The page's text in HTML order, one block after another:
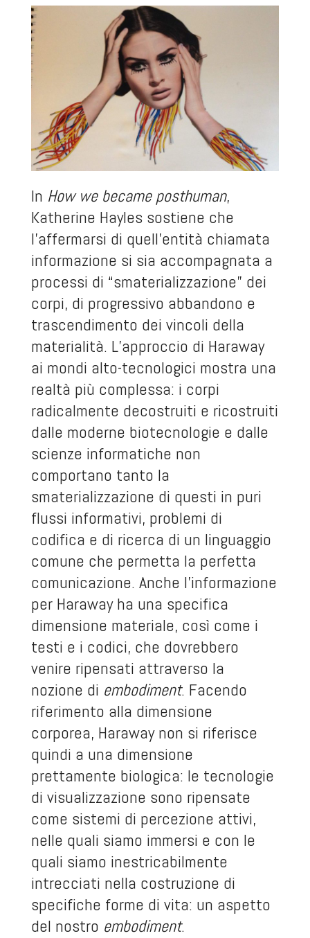
In How we became posthuman,
Katherine Hayles sostiene che
l’affermarsi di quell’entità chiamata
informazione si sia accompagnata a
processi di “smaterializzazione” dei
corpi, di progressivo abbandono e
trascendimento dei vincoli della
materialità. L’approccio di Haraway
ai mondi alto-tecnologici mostra una
realtà più complessa: i corpi
radicalmente decostruiti e ricostruiti
dalle moderne biotecnologie e dalle
scienze informatiche non
comportano tanto la
smaterializzazione di questi in puri
flussi informativi, problemi di
codifica e di ricerca di un linguaggio
comune che permetta la perfetta
comunicazione. Anche l’informazione
per Haraway ha una specifica
dimensione materiale, così come i
testi e i codici, che dovrebbero
venire ripensati attraverso la
nozione di embodiment. Facendo
riferimento alla dimensione
corporea, Haraway non si riferisce
quindi a una dimensione
prettamente biologica: le tecnologie
di visualizzazione sono ripensate
come sistemi di percezione attivi,
nelle quali siamo immersi e con le
quali siamo inestricabilmente
intrecciati nella costruzione di
specifiche forme di vita: un aspetto
del nostro embodiment.